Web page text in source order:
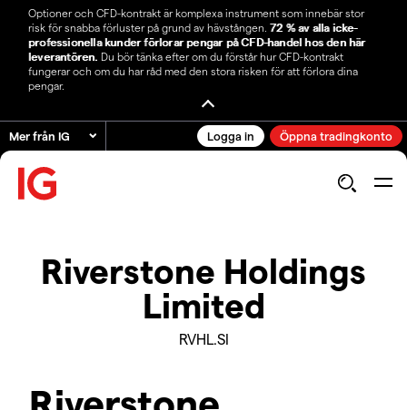
Optioner och CFD-kontrakt är komplexa instrument som innebär stor
risk för snabba förluster på grund av hävstången. 72 % av alla icke-
professionella kunder förlorar pengar på CFD-handel hos den här
leverantören. Du bör tänka efter om du förstår hur CFD-kontrakt
fungerar och om du har råd med den stora risken för att förlora dina
pengar.
Mer från IG Logga in Öppna tradingkonto
Riverstone Holdings
Limited
RVHL.SI